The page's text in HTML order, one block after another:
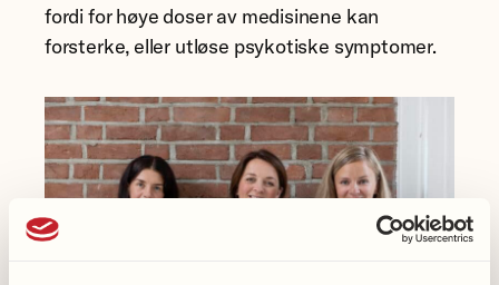
fordi for høye doser av medisinene kan
forsterke, eller utløse psykotiske symptomer.
D
e
m
e
n